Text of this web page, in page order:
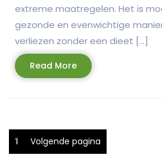
extreme maatregelen. Het is
gezonde en evenwichtige
verliezen zonder een dieet […]
Read MoreRead
More
Berichtnavigatie
Pagina
1 Volgende pagina